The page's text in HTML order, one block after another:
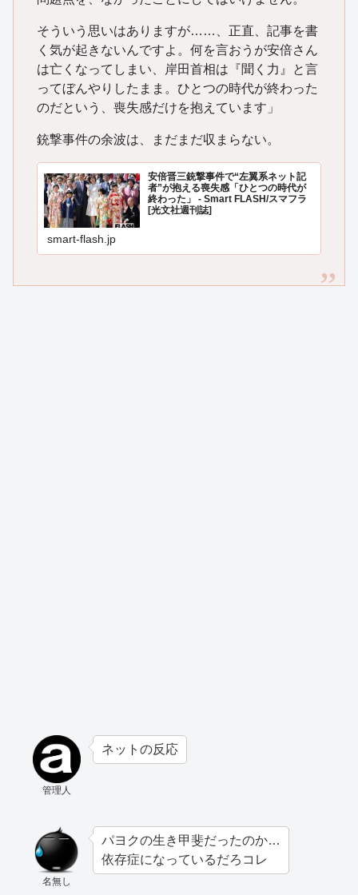
そういう思いはありますが……、正直、記事を書
く気が起きないんですよ。何を言おうが安倍さん
は亡くなってしまい、岸田首相は『聞く力』と言
ってぼんやりしたまま。ひとつの時代が終わった
のだという、喪失感だけを抱えています」
銃撃事件の余波は、まだまだ収まらない。
安倍晋三銃撃事件で“左翼系ネット記
者”が抱える喪失感「ひとつの時代が
終わった」 - Smart FLASH/スマフラ
[光文社週刊誌]
smart-flash.jp
管理人
ネットの反応
名無し
パヨクの生き甲斐だったのか…
依存症になっているだろコレ